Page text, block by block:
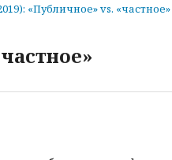
«Публичное» vs. «частное»